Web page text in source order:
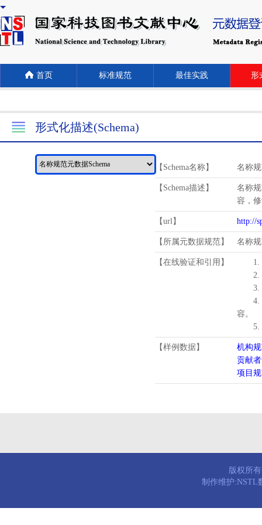
首页 标准规范 最佳实践 形
形式化描述(Schema)
【Schema名称】 名称规
【Schema描述】
名称
容，
【url】 http://
【所属元数据规范】 名称
【在线验证和引用】
1.
2.
3.
4.
容。
5.
【样例数据】
机构
贡献
项目
版权所
制作维护:NSTL